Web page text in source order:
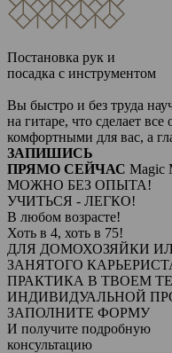
Постановка рук и
посадка с инструментом
Вы быстро и без труда
на гитаре, что сделает
комфортными для вас, а
ЗАПИШИСЬ
ПРЯМО СЕЙЧАС Magic
МОЖНО БЕЗ ОПЫТА!
УЧИТЬСЯ - ЛЕГКО!
В любом возрасте!
Хоть в 4, хоть в 75!
ДЛЯ ДОМОХОЗЯЙКИ
ЗАНЯТОГО
ПРАКТИКА В ТВОЕМ
ИНДИВИДУАЛЬНОЙ
ЗАПОЛНИТЕ ФОРМУ
И получите подробную
консультацию